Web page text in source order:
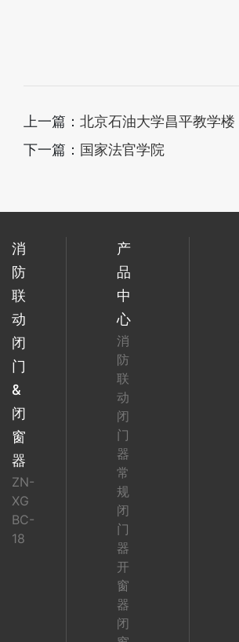
上一篇： 北京石油大学昌平教学楼
下一篇： 国家法官学院
消
防
联
动
闭
门
&
闭
窗
器
ZN-
XG
BC-
18
产
品
中
心
消
防
联
动
闭
门
器
常
规
闭
门
器
开
窗
器
闭